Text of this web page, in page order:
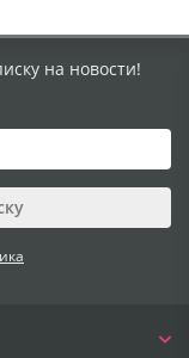
на новости!